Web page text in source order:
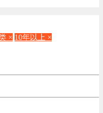
× 10年以上 ×